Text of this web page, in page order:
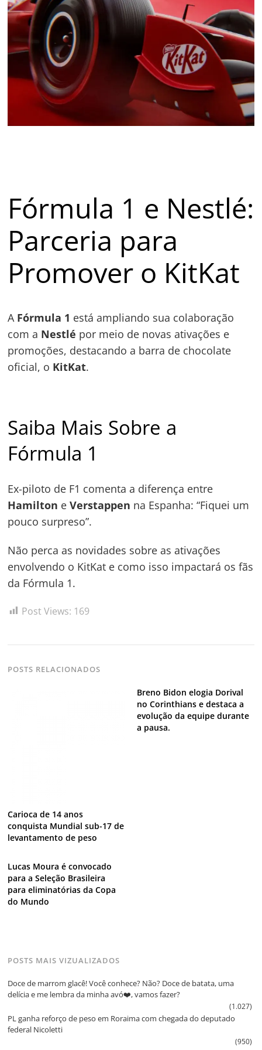
Fórmula 1 e Nestlé:
Parceria para
Promover o KitKat
A Fórmula 1 está ampliando sua colaboração
com a Nestlé por meio de novas ativações e
promoções, destacando a barra de chocolate
oficial, o KitKat.
Saiba Mais Sobre a
Fórmula 1
Ex-piloto de F1 comenta a diferença entre
Hamilton eVerstappen na Espanha: “Fiquei um
pouco surpreso”.
Não perca as novidades sobre as ativações
envolvendo o KitKat e como isso impactará os fãs
da Fórmula 1.
Post Views: 169
POSTS RELACIONADOS
Carioca de 14 anos
conquista Mundial sub-17 de
levantamento de peso
Breno Bidon elogia Dorival
no Corinthians e destaca a
evolução da equipe durante
a pausa.
Lucas Moura é convocado
para a Seleção Brasileira
para eliminatórias da Copa
do Mundo
Navegação
de
Post
POSTS MAIS VIZUALIZADOS
Doce de marrom glacê! Você conhece? Não? Doce de batata, uma
delícia e me lembra da minha avó❤️, vamos fazer?
(1.027)
PL ganha reforço de peso em Roraima com chegada do deputado
federal Nicoletti
(950)